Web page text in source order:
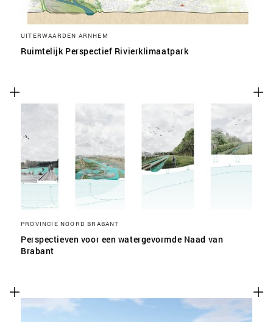
UITERWAARDEN ARNHEM
Ruimtelijk Perspectief Rivierklimaatpark
PROVINCIE NOORD BRABANT
Perspectieven voor een watergevormde Naad van
Brabant